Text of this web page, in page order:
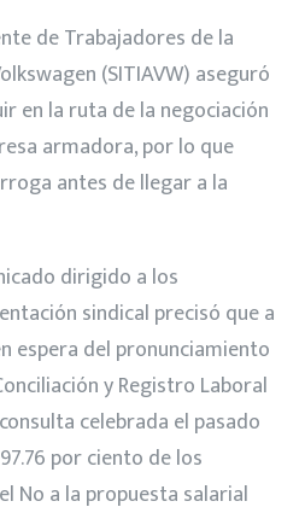
de Trabajadores de la
(SITIAVW) aseguró
en la ruta de la negociación
armadora, por lo que
antes de llegar a la
dirigido a los
sindical precisó que a
espera del pronunciamiento
y Registro Laboral
celebrada el pasado
por ciento de los
No a la propuesta salarial